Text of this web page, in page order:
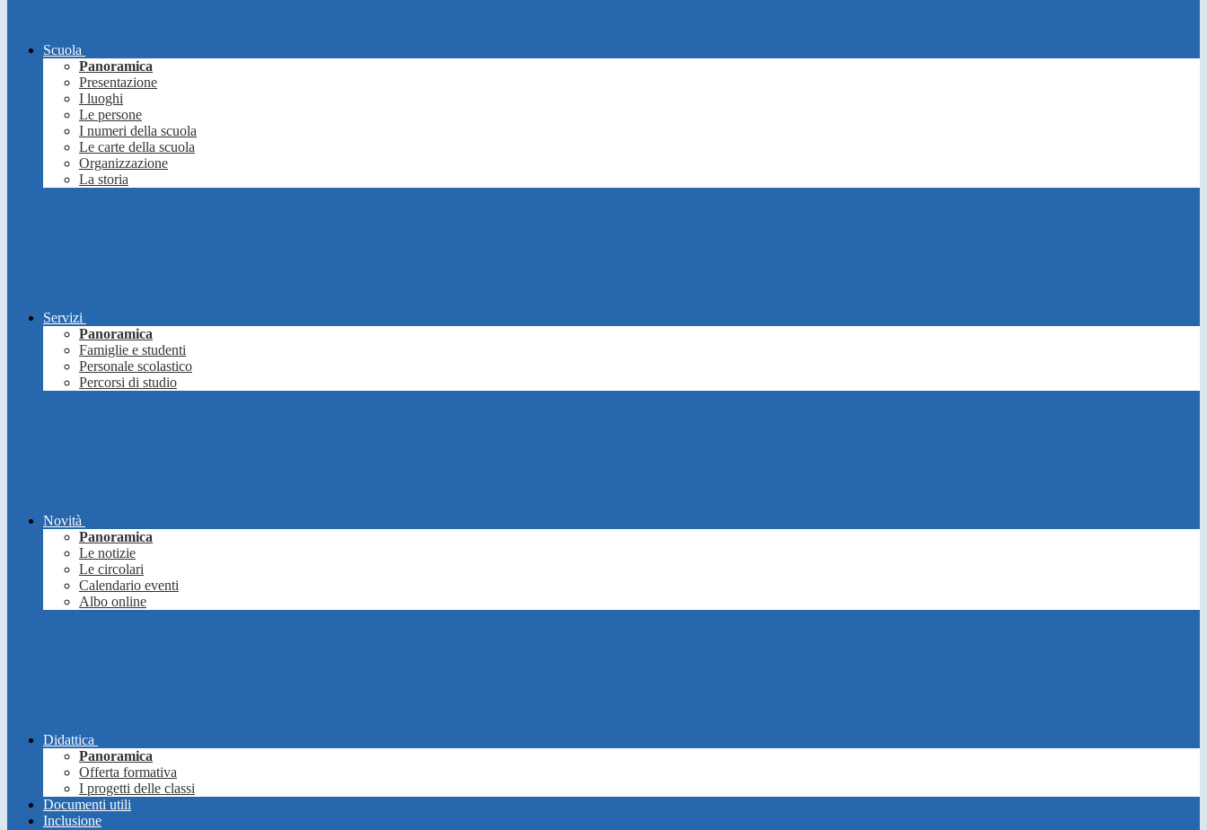
Scuola
Panoramica
Presentazione
I luoghi
Le persone
I numeri della scuola
Le carte della scuola
Organizzazione
La storia
Servizi
Panoramica
Famiglie e studenti
Personale scolastico
Percorsi di studio
Novità
Panoramica
Le notizie
Le circolari
Calendario eventi
Albo online
Didattica
Panoramica
Offerta formativa
I progetti delle classi
Documenti utili
Inclusione